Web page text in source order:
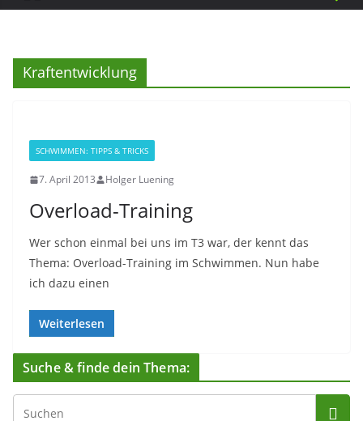
Kraftentwicklung
SCHWIMMEN: TIPPS & TRICKS
7. April 2013 Holger Luening
Overload-Training
Wer schon einmal bei uns im T3 war, der kennt das
Thema: Overload-Training im Schwimmen. Nun habe
ich dazu einen
Weiterlesen
Suche & finde dein Thema: